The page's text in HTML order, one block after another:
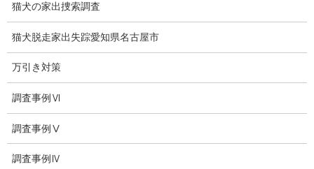
子供のいじめ相談
いじめ相談・愛知県名古屋
子供のいじめ問題・いじめ相談、小学生、中学生、高校生
日本版DBS
お問い合わせ
愛知県内出張面談実施中
猫犬の家出捜索調査
猫犬脱走家出失踪愛知県名古屋市
万引き対策
調査事例Ⅵ
調査事例Ⅴ
調査事例Ⅳ